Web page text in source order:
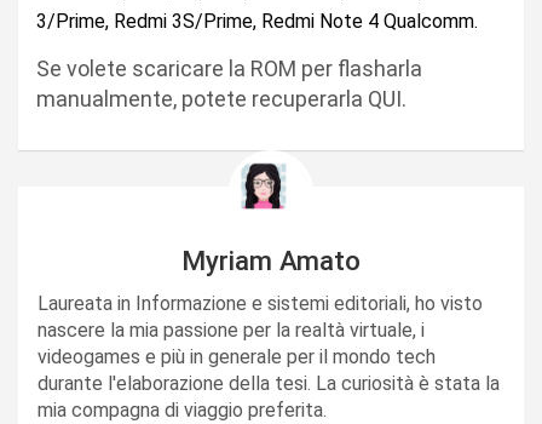
3/Prime, Redmi 3S/Prime, Redmi Note 4 Qualcomm.
Se volete scaricare la ROM per flasharla
manualmente, potete recuperarla QUI.
Myriam Amato
Laureata in Informazione e sistemi editoriali, ho visto
nascere la mia passione per la realtà virtuale, i
videogames e più in generale per il mondo tech
durante l'elaborazione della tesi. La curiosità è stata la
mia compagna di viaggio preferita.